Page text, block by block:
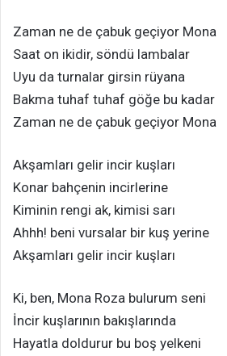
Zaman ne de çabuk geçiyor Mona
Saat on ikidir, söndü lambalar
Uyu da turnalar girsin rüyana
Bakma tuhaf tuhaf göğe bu kadar
Zaman ne de çabuk geçiyor Mona
Akşamları gelir incir kuşları
Konar bahçenin incirlerine
Kiminin rengi ak, kimisi sarı
Ahhh! beni vursalar bir kuş yerine
Akşamları gelir incir kuşları
Ki, ben, Mona Roza bulurum seni
İncir kuşlarının bakışlarında
Hayatla doldurur bu boş yelkeni